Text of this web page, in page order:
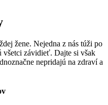
žene. Nejedna z nás túži po
všetci závidieť. Dajte si však
nepridajú na zdraví a